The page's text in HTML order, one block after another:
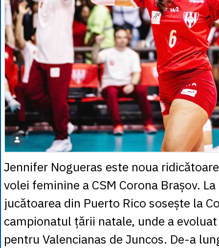
Jennifer Nogueras este noua
volei feminine a CSM Corona Brașov.
jucătoarea din Puerto Rico sosește la
campionatul țării natale, unde a
pentru Valencianas de Juncos. De-a